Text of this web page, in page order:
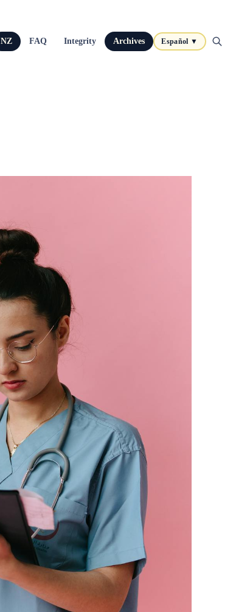
NZ FAQ Integrity Archives Español ▼